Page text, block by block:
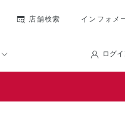
店舗検索 インフォメ
ログ